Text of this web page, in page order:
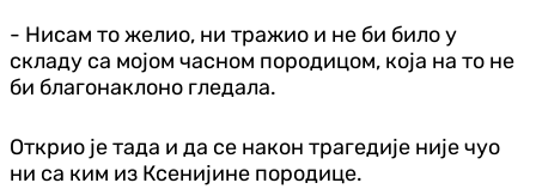
- Нисам то желио, ни тражио и не би било у
складу са мојом часном породицом, која на то не
би благонаклоно гледала.
Открио је тада и да се након трагедије није чуо
ни са ким из Ксенијине породице.